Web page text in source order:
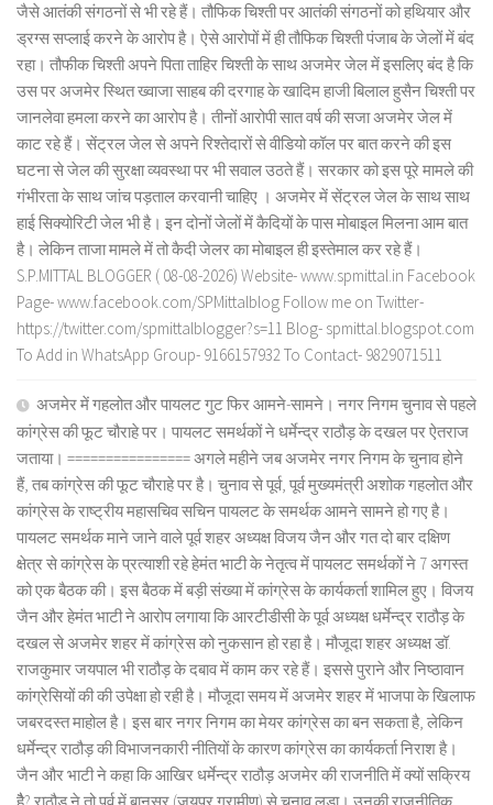
जैसे आतंकी संगठनों से भी रहे हैं। तौफिक चिश्ती पर आतंकी संगठनों को हथियार और
ड्रग्स सप्लाई करने के आरोप है। ऐसे आरोपों में ही तौफिक चिश्ती पंजाब के जेलों में बंद
रहा। तौफीक चिश्ती अपने पिता ताहिर चिश्ती के साथ अजमेर जेल में इसलिए बंद है कि
उस पर अजमेर स्थित ख्वाजा साहब की दरगाह के खादिम हाजी बिलाल हुसैन चिश्ती पर
जानलेवा हमला करने का आरोप है। तीनों आरोपी सात वर्ष की सजा अजमेर जेल में
काट रहे हैं। सेंट्रल जेल से अपने रिश्तेदारों से वीडियो कॉल पर बात करने की इस
घटना से जेल की सुरक्षा व्यवस्था पर भी सवाल उठते हैं। सरकार को इस पूरे मामले की
गंभीरता के साथ जांच पड़ताल करवानी चाहिए । अजमेर में सेंट्रल जेल के साथ साथ
हाई सिक्योरिटी जेल भी है। इन दोनों जेलों में कैदियों के पास मोबाइल मिलना आम बात
है। लेकिन ताजा मामले में तो कैदी जेलर का मोबाइल ही इस्तेमाल कर रहे हैं।
S.P.MITTAL BLOGGER ( 08-08-2026) Website- www.spmittal.in Facebook
Page- www.facebook.com/SPMittalblog Follow me on Twitter-
https://twitter.com/spmittalblogger?s=11 Blog- spmittal.blogspot.com
To Add in WhatsApp Group- 9166157932 To Contact- 9829071511
अजमेर में गहलोत और पायलट गुट फिर आमने-सामने। नगर निगम चुनाव से पहले
कांग्रेस की फूट चौराहे पर। पायलट समर्थकों ने धर्मेन्द्र राठौड़ के दखल पर ऐतराज
जताया। ================ अगले महीने जब अजमेर नगर निगम के चुनाव होने
हैं, तब कांग्रेस की फूट चौराहे पर है। चुनाव से पूर्व, पूर्व मुख्यमंत्री अशोक गहलोत और
कांग्रेस के राष्ट्रीय महासचिव सचिन पायलट के समर्थक आमने सामने हो गए है।
पायलट समर्थक माने जाने वाले पूर्व शहर अध्यक्ष विजय जैन और गत दो बार दक्षिण
क्षेत्र से कांग्रेस के प्रत्याशी रहे हेमंत भाटी के नेतृत्व में पायलट समर्थकों ने 7 अगस्त
को एक बैठक की। इस बैठक में बड़ी संख्या में कांग्रेस के कार्यकर्ता शामिल हुए। विजय
जैन और हेमंत भाटी ने आरोप लगाया कि आरटीडीसी के पूर्व अध्यक्ष धर्मेन्द्र राठौड़ के
दखल से अजमेर शहर में कांग्रेस को नुकसान हो रहा है। मौजूदा शहर अध्यक्ष डॉ.
राजकुमार जयपाल भी राठौड़ के दबाव में काम कर रहे हैं। इससे पुराने और निष्ठावान
कांग्रेसियों की की उपेक्षा हो रही है। मौजूदा समय में अजमेर शहर में भाजपा के खिलाफ
जबरदस्त माहोल है। इस बार नगर निगम का मेयर कांग्रेस का बन सकता है, लेकिन
धर्मेन्द्र राठौड़ की विभाजनकारी नीतियों के कारण कांग्रेस का कार्यकर्ता निराश है।
जैन और भाटी ने कहा कि आखिर धर्मेन्द्र राठौड़ अजमेर की राजनीति में क्यों सक्रिय